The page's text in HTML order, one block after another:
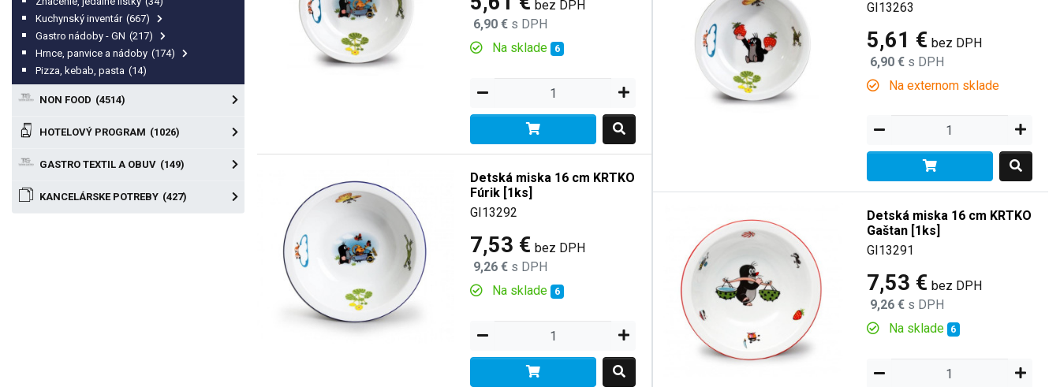
Kuchynský inventár (667)
Gastro nádoby - GN (217)
Hrnce, panvice a nádoby (174)
Pizza, kebab, pasta (14)
NON FOOD (4514)
HOTELOVÝ PROGRAM (1026)
GASTRO TEXTIL A OBUV (149)
KANCELÁRSKE POTREBY (427)
bez DPH
6,90 € s DPH
Na sklade
6
GI13263
5,61 € bez DPH
6,90 € s DPH
Na externom sklade
Detská miska 16 cm KRTKO
Fúrik [1ks]
GI13292
7,53 € bez DPH
9,26 € s DPH
Na sklade
6
Detská miska 16 cm KRTKO
Gaštan [1ks]
GI13291
7,53 € bez DPH
9,26 € s DPH
Na sklade
6